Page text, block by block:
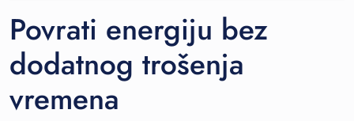
Povrati energiju bez
dodatnog trošenja
vremena